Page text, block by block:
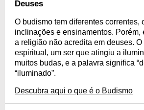
Deuses
O budismo tem diferentes correntes,
inclinações e ensinamentos. Porém,
a religião não acredita em deuses.
espiritual, um ser que atingiu a
muitos budas, e a palavra significa
“iluminado”.
Descubra aqui o que é o Budismo